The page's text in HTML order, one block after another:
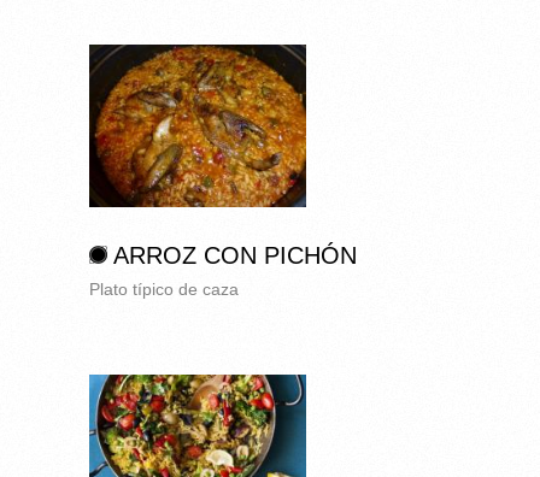
ARROZ CON PICHÓN
Plato típico de caza